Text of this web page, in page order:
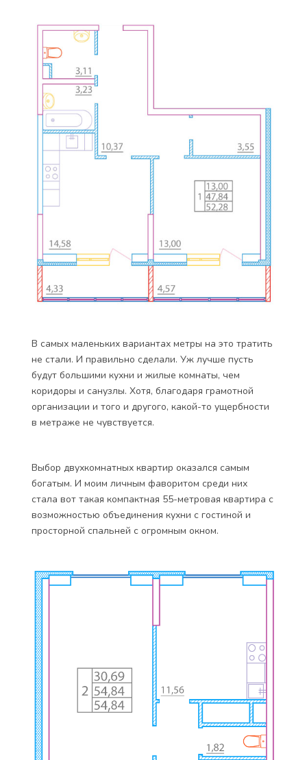
В самых маленьких вариантах метры на это тратить
не стали. И правильно сделали. Уж лучше пусть
будут большими кухни и жилые комнаты, чем
коридоры и санузлы. Хотя, благодаря грамотной
организации и того и другого, какой-то ущербности
в метраже не чувствуется.
Выбор двухкомнатных квартир оказался самым
богатым. И моим личным фаворитом среди них
стала вот такая компактная 55-метровая квартира с
возможностью объединения кухни с гостиной и
просторной спальней с огромным окном.